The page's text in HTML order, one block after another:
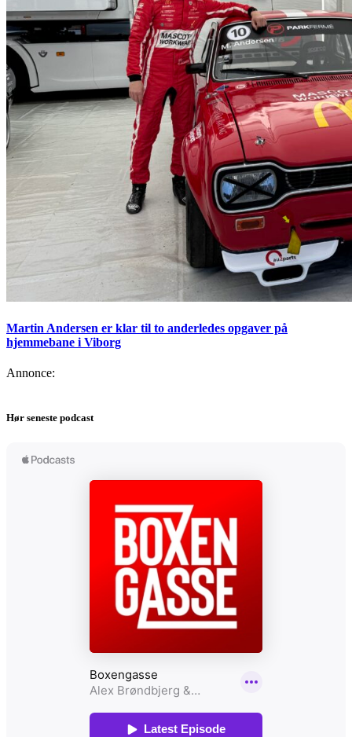
Martin Andersen er klar til to anderledes opgaver på
hjemmebane i Viborg
Annonce:
Hør seneste podcast